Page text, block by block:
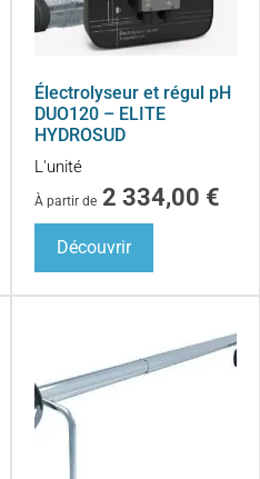
Électrolyseur et régul pH
DUO120 – ELITE
HYDROSUD
L'unité
À partir de 2 334,00 €
Découvrir